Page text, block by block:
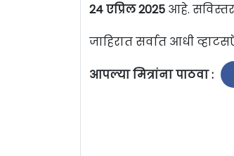
24 एप्रिल 2025 आहे. सविस्तर
जाहिरात सर्वात आधी
आपल्या मित्रांना पाठवा :